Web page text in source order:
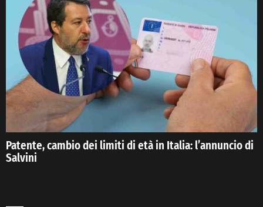
Patente, cambio dei limiti di età in Italia: l’annuncio di
Salvini